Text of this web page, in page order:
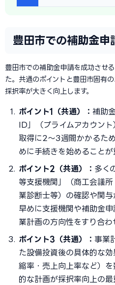
豊田市での補助金申
豊田市での補助金申請を成功させ
た。共通のポイントと豊田市固有
採択率が大きく向上します。
ポイント1（共通）： 補助
ID」（プライムアカウント
取得に2〜3週間かかるた
めに手続きを始めることが
ポイント2（共通）： 多く
等支援機関」（商工会議
業診断士等）の確認や関与
早めに支援機関や補助金
業計画の方向性をすり合わ
ポイント3（共通）： 事業
た設備投資後の具体的な
縮率・売上向上率など）
的な計画が採択率向上の最